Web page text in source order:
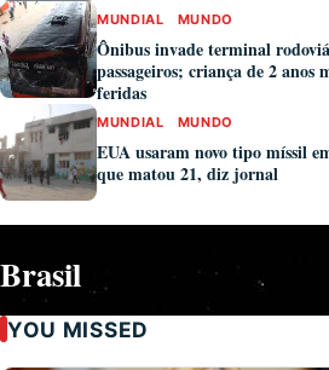
MUNDIAL MUNDO
Ônibus invade terminal
passageiros; criança de 2 anos
feridas
MUNDIAL MUNDO
EUA usaram novo tipo míssil
que matou 21, diz jornal
Brasil
YOU MISSED